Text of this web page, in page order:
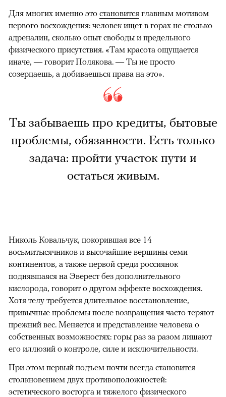
Для многих именно это становится главным мотивом
первого восхождения: человек ищет в горах не столько
адреналин, сколько опыт свободы и предельного
физического присутствия. «Там красота ощущается
иначе, — говорит Полякова. — Ты не просто
созерцаешь, а добиваешься права на это».
Ты забываешь про кредиты, бытовые
проблемы, обязанности. Есть только
задача: пройти участок пути и
остаться живым.
Николь Ковальчук, покорившая все 14
восьмитысячников и высочайшие вершины семи
континентов, а также первой среди россиянок
поднявшаяся на Эверест без дополнительного
кислорода, говорит о другом эффекте восхождения.
Хотя телу требуется длительное восстановление,
привычные проблемы после возвращения часто теряют
прежний вес. Меняется и представление человека о
собственных возможностях: горы раз за разом лишают
его иллюзий о контроле, силе и исключительности.
При этом первый подъем почти всегда становится
столкновением двух противоположностей:
эстетического восторга и тяжелого физического